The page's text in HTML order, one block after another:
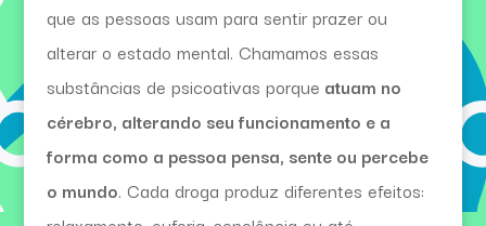
que as pessoas usam para sentir prazer ou
alterar o estado mental. Chamamos essas
substâncias de psicoativas porque atuam no
cérebro, alterando seu funcionamento e a
forma como a pessoa pensa, sente ou percebe
o mundo. Cada droga produz diferentes efeitos: